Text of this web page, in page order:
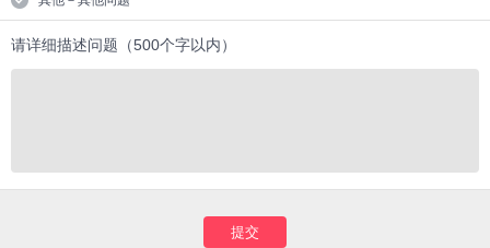
请详细描述问题（500个字以内）
提交